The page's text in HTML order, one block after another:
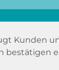
Kunden
bestätigen